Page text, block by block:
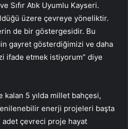
Sıfır Atık Uyumlu Kayseri.
üzere çevreye yöneliktir.
de bir göstergesidir. Bu
gayret gösterdiğimizi ve daha
ifade etmek istiyorum” diye
kalan 5 yılda millet bahçesi,
enerji projeleri başta
adet çevreci proje hayat